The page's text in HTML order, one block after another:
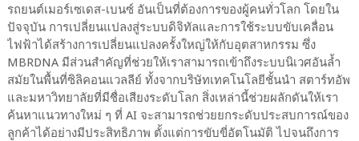
รถยนต์เมอร์เซเดส-เบนซ์ อันเป็นที่ต้องการของผู้คนทั่วโลก โดยใน
ปัจจุบัน การเปลี่ยนแปลงสู่ระบบดิจิทัลและการใช้ระบบขับเคลื่อน
ไฟฟ้าได้สร้างการเปลี่ยนแปลงครั้งใหญ่ให้กับอุตสาหกรรม ซึ่ง
MBRDNA มีส่วนสำคัญที่ช่วยให้เราสามารถเข้าถึงระบบนิเวศอันล้ำ
สมัยในพื้นที่ซิลิคอนแวลลีย์ ทั้งจากบริษัทเทคโนโลยีชั้นนำ สตาร์ทอัพ
และมหาวิทยาลัยที่มีชื่อเสียงระดับโลก สิ่งเหล่านี้ช่วยผลักดันให้เรา
ค้นหาแนวทางใหม่ ๆ ที่ AI จะสามารถช่วยยกระดับประสบการณ์ของ
ลูกค้าได้อย่างมีประสิทธิภาพ ตั้งแต่การขับขี่อัตโนมัติ ไปจนถึงการ